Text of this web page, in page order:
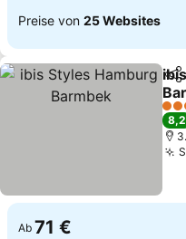
Preise von 25 Websites
3
8,2
Ab 71 €